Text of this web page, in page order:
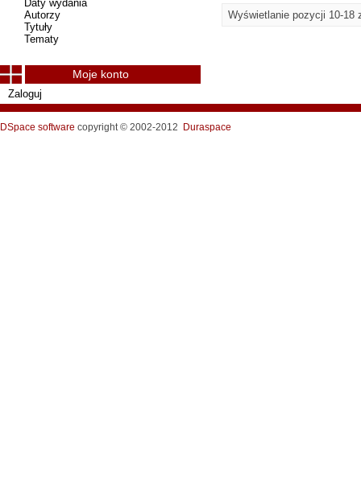
Wyświetlanie pozycji 10-18
Daty wydania
Autorzy
Tytuły
Tematy
Moje konto
Zaloguj
DSpace software copyright © 2002-2012 Duraspace